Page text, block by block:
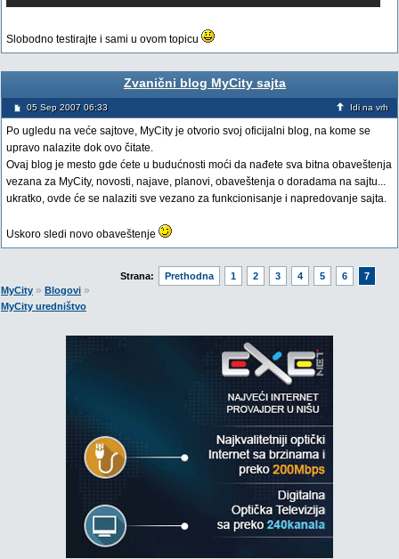
Slobodno testirajte i sami u ovom topicu
Zvanični blog MyCity sajta
05 Sep 2007 06:33 Idi na vrh
Po ugledu na veće sajtove, MyCity je otvorio svoj oficijalni blog, na kome se
upravo nalazite dok ovo čitate.
Ovaj blog je mesto gde ćete u budućnosti moći da nađete sva bitna obaveštenja
vezana za MyCity, novosti, najave, planovi, obaveštenja o doradama na sajtu...
ukratko, ovde će se nalaziti sve vezano za funkcionisanje i napredovanje sajta.
Uskoro sledi novo obaveštenje
Strana: Prethodna 1 2 3 4 5 6
7
MyCity » Blogovi »
MyCity uredništvo